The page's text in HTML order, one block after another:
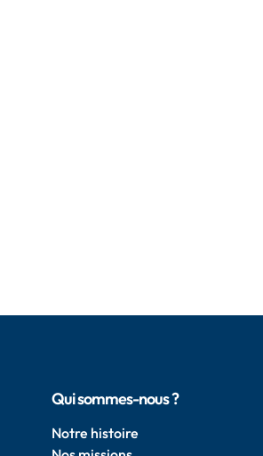
Qui sommes-nous ?
Notre histoire